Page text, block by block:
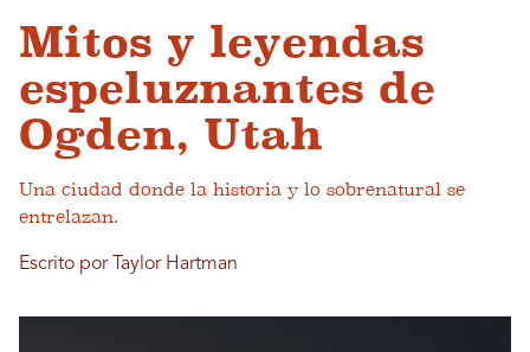
Mitos y leyendas
espeluznantes de
Ogden, Utah
Una ciudad donde la historia y lo sobrenatural se
entrelazan.
Escrito por Taylor Hartman